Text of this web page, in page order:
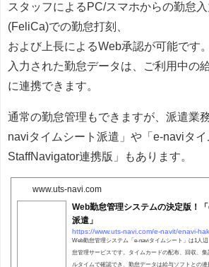
スタッフによるPC/スマホからの勤怠
(FeliCa)での勤怠打刻、
および上長によるWeb承認が可能です。
入力された勤怠データは、ご利用中の
に連携できます。
通常の勤怠管理もできますが、派遣業
naviタイムシート派遣」や「e-naviタイ
StaffNavigator連携版」もあります。
www.uts-navi.com
Web勤怠管理システムの決定版！
派遣」
https://www.uts-navi.com/e-navit/enavi-
Web勤怠管理システム「e-naviタイムシート」は1人
怠管理サービスです。タイムカードの配布、回収、
ルタイムで確認でき、勤怠データは給与ソフトとの連